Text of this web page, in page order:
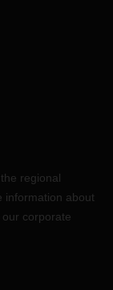
regional
information about
corporate